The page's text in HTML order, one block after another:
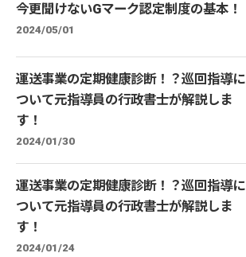
今更聞けないGマーク認定制度の基本！
2024/05/01
運送事業の定期健康診断！？巡回指導に
ついて元指導員の行政書士が解説しま
す！
2024/01/30
運送事業の定期健康診断！？巡回指導に
ついて元指導員の行政書士が解説しま
す！
2024/01/24